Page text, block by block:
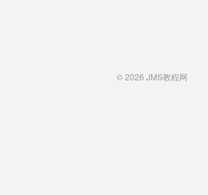
© 2026 JMS教程网